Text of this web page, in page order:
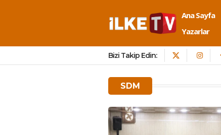
Ana Sayfa
Yazarlar
Bizi Takip Edin:
SDM